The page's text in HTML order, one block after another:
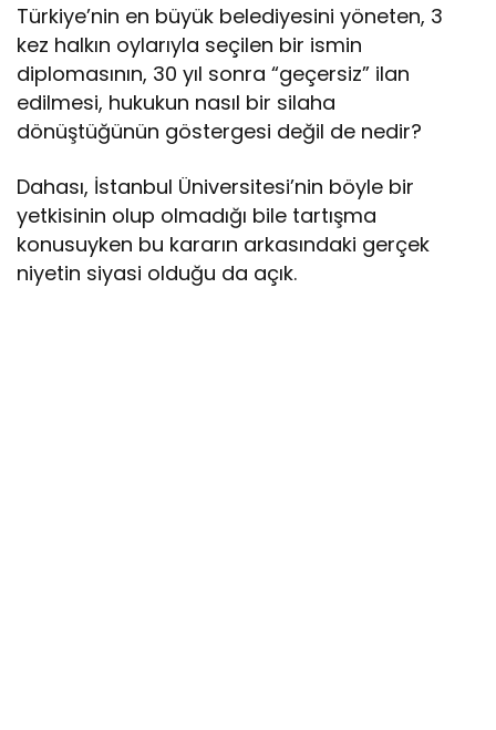
Türkiye’nin en büyük belediyesini yöneten, 3
kez halkın oylarıyla seçilen bir ismin
diplomasının, 30 yıl sonra “geçersiz” ilan
edilmesi, hukukun nasıl bir silaha
dönüştüğünün göstergesi değil de nedir?
Dahası, İstanbul Üniversitesi’nin böyle bir
yetkisinin olup olmadığı bile tartışma
konusuyken bu kararın arkasındaki gerçek
niyetin siyasi olduğu da açık.